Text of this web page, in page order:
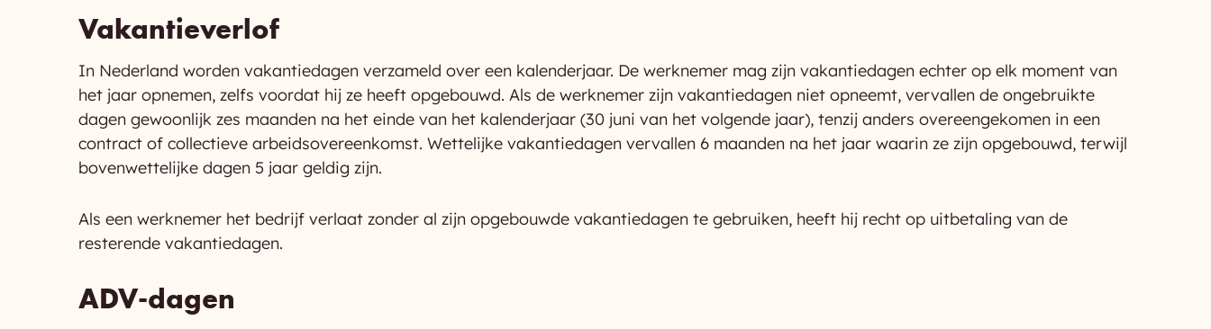
Vakantieverlof
In Nederland worden vakantiedagen verzameld over een kalenderjaar. De werknemer mag zijn vakantiedagen echter op elk moment van
het jaar opnemen, zelfs voordat hij ze heeft opgebouwd. Als de werknemer zijn vakantiedagen niet opneemt, vervallen de ongebruikte
dagen gewoonlijk zes maanden na het einde van het kalenderjaar (30 juni van het volgende jaar), tenzij anders overeengekomen in een
contract of collectieve arbeidsovereenkomst. Wettelijke vakantiedagen vervallen 6 maanden na het jaar waarin ze zijn opgebouwd, terwijl
bovenwettelijke dagen 5 jaar geldig zijn.
Als een werknemer het bedrijf verlaat zonder al zijn opgebouwde vakantiedagen te gebruiken, heeft hij recht op uitbetaling van de
resterende vakantiedagen.
ADV-dagen